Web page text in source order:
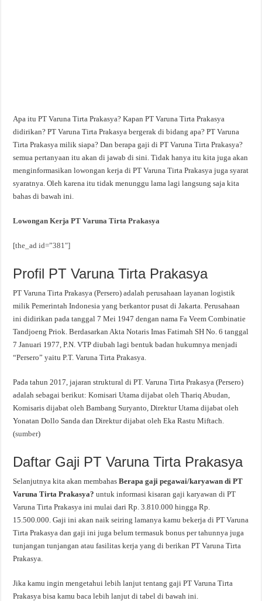
Apa itu PT Varuna Tirta Prakasya? Kapan PT Varuna Tirta Prakasya
didirikan? PT Varuna Tirta Prakasya bergerak di bidang apa? PT Varuna
Tirta Prakasya milik siapa? Dan berapa gaji di PT Varuna Tirta Prakasya?
semua pertanyaan itu akan di jawab di sini. Tidak hanya itu kita juga akan
menginformasikan lowongan kerja di PT Varuna Tirta Prakasya juga syarat
syaratnya. Oleh karena itu tidak menunggu lama lagi langsung saja kita
bahas di bawah ini.
Lowongan Kerja PT Varuna Tirta Prakasya
[the_ad id=”381″]
Profil PT Varuna Tirta Prakasya
PT Varuna Tirta Prakasya (Persero) adalah perusahaan layanan logistik
milik Pemerintah Indonesia yang berkantor pusat di Jakarta. Perusahaan
ini didirikan pada tanggal 7 Mei 1947 dengan nama Fa Veem Combinatie
Tandjoeng Priok. Berdasarkan Akta Notaris Imas Fatimah SH No. 6 tanggal
7 Januari 1977, P.N. VTP diubah lagi bentuk badan hukumnya menjadi
“Persero” yaitu P.T. Varuna Tirta Prakasya.
Pada tahun 2017, jajaran struktural di PT. Varuna Tirta Prakasya (Persero)
adalah sebagai berikut: Komisari Utama dijabat oleh Thariq Abudan,
Komisaris dijabat oleh Bambang Suryanto, Direktur Utama dijabat oleh
Yonatan Dollo Sanda dan Direktur dijabat oleh Eka Rastu Miftach.
(sumber)
Daftar Gaji PT Varuna Tirta Prakasya
Selanjutnya kita akan membahasBerapa gaji pegawai/karyawan di PT
Varuna Tirta Prakasya?untuk informasi kisaran gaji karyawan di PT
Varuna Tirta Prakasya ini mulai dari Rp. 3.810.000 hingga Rp.
15.500.000. Gaji ini akan naik seiring lamanya kamu bekerja di PT Varuna
Tirta Prakasya dan gaji ini juga belum termasuk bonus per tahunnya juga
tunjangan tunjangan atau fasilitas kerja yang di berikan PT Varuna Tirta
Prakasya.
Jika kamu ingin mengetahui lebih lanjut tentang gaji PT Varuna Tirta
Prakasya bisa kamu baca lebih lanjut di tabel di bawah ini.